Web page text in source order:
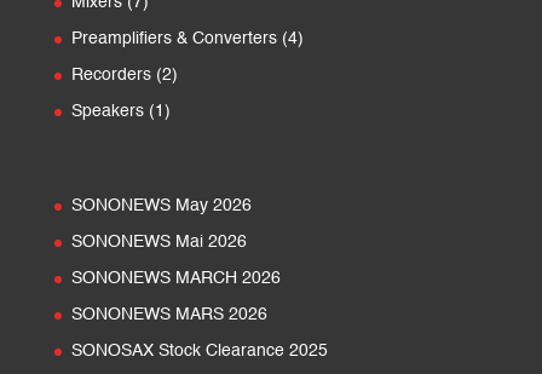
products
Preamplifiers & Converters 44
Recorders 22
Speakers 1 1
SONONEWS May 2026
SONONEWS Mai 2026
SONONEWS MARCH 2026
SONONEWS MARS 2026
SONOSAX Stock Clearance 2025